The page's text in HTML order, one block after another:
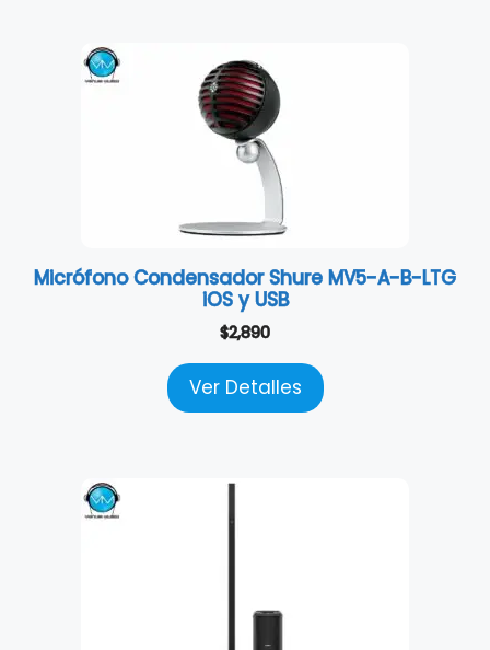
Micrófono Condensador Shure MV5-A-B-LTG
iOS y USB
$2,890
Ver Detalles